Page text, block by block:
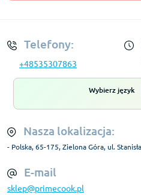
Telefony:
+48535307863
Wybierz język
Nasza lokalizacja:
- Polska, 65-175, Zielona Góra, ul.
E-mail
sklep@primecook.pl